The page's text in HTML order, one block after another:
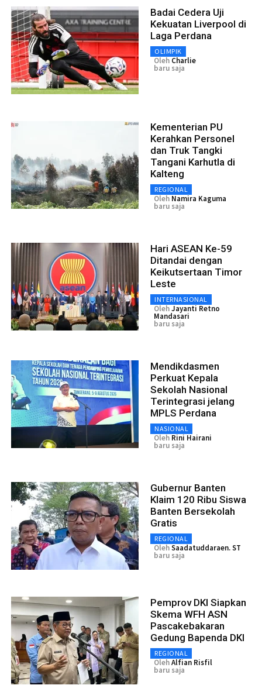
Badai Cedera Uji
Kekuatan Liverpool di
Laga Perdana
OLIMPIK
Oleh Charlie
baru saja
Kementerian PU
Kerahkan Personel
dan Truk Tangki
Tangani Karhutla di
Kalteng
REGIONAL
Oleh Namira Kaguma
baru saja
Hari ASEAN Ke-59
Ditandai dengan
Keikutsertaan Timor
Leste
INTERNASIONAL
OlehJayanti Retno
Mandasari
baru saja
Mendikdasmen
Perkuat Kepala
Sekolah Nasional
Terintegrasi jelang
MPLS Perdana
NASIONAL
Oleh Rini Hairani
baru saja
Gubernur Banten
Klaim 120 Ribu Siswa
Banten Bersekolah
Gratis
REGIONAL
OlehSaadatuddaraen. ST
baru saja
Pemprov DKI Siapkan
Skema WFH ASN
Pascakebakaran
Gedung Bapenda DKI
REGIONAL
OlehAlfian Risfil
baru saja